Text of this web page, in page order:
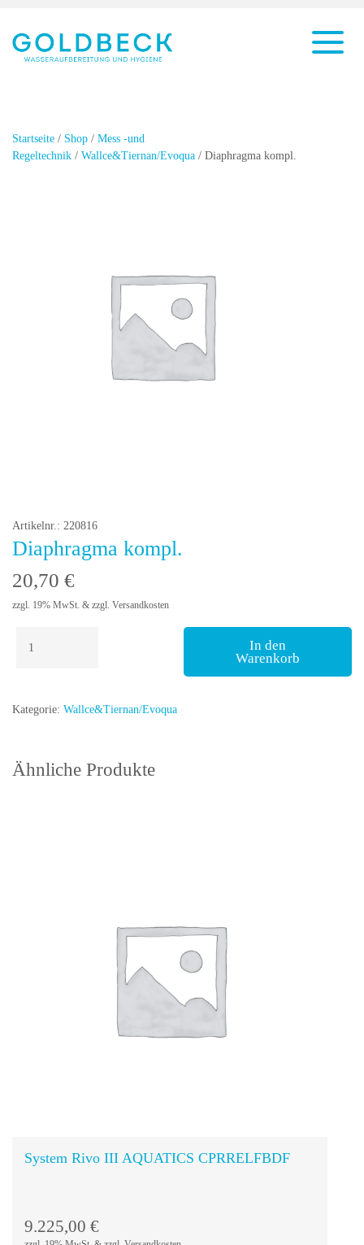
Startseite / Shop / Mess -und
Regeltechnik / Wallce&Tiernan/Evoqua / Diaphragma kompl.
Artikelnr.: 220816
Diaphragma kompl.
20,70 €
zzgl. 19% MwSt. & zzgl. Versandkosten
kompl.
In den
Warenkorb
Kategorie: Wallce&Tiernan/Evoqua
Ähnliche Produkte
System Rivo III AQUATICS CPRRELFBDF
9.225,00 €